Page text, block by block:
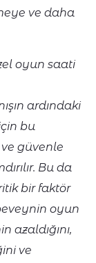
ve daha
oyun saati
ardındaki
bu
güvenle
Bu da
bir faktör
oyun
azaldığını,
ve